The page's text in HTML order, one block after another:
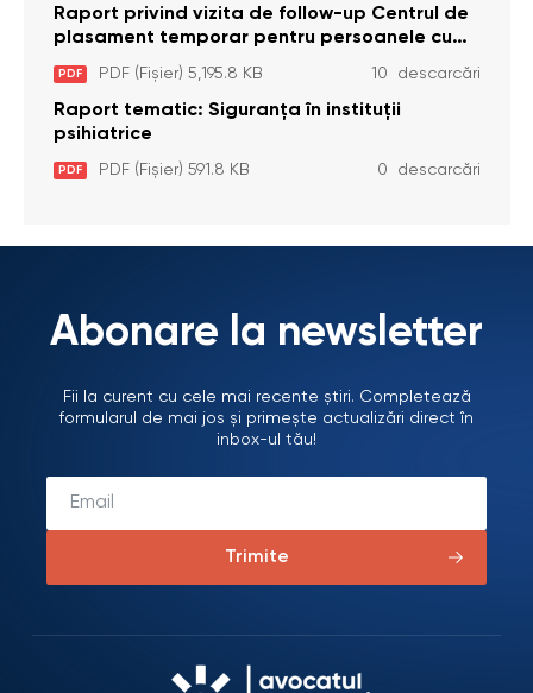
Raport privind vizita de follow-up Centrul de
plasament temporar pentru persoanele cu
dizabilități (adulte) Bădiceni, Soroca (11 iunie
2026)
PDF PDF (Fișier) 5,195.8 KB 10 descarcări
Raport tematic: Siguranța în instituții
psihiatrice
PDF PDF (Fișier) 591.8 KB 0 descarcări
Abonare la newsletter
Fii la curent cu cele mai recente știri. Completează
formularul de mai jos și primește actualizări direct în
inbox-ul tău!
Trimite